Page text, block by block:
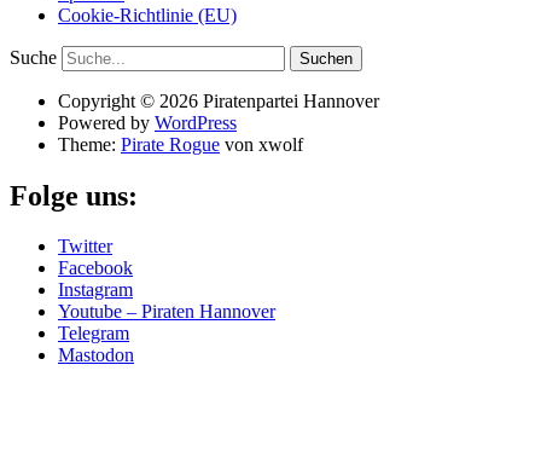
Cookie-Richtlinie (EU)
Suche
Copyright © 2026 Piratenpartei Hannover
Powered by WordPress
Theme: Pirate Rogue von xwolf
Folge uns:
Twitter
Facebook
Instagram
Youtube – Piraten Hannover
Telegram
Mastodon